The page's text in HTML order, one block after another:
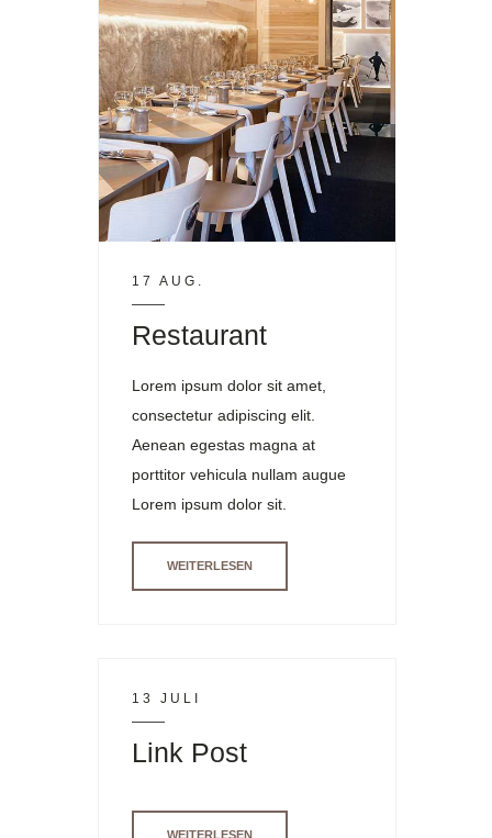
17 AUG.
Restaurant
Lorem ipsum dolor sit amet,
consectetur adipiscing elit.
Aenean egestas magna at
porttitor vehicula nullam augue
Lorem ipsum dolor sit.
WEITERLESEN
13 JULI
Link Post
WEITERLESEN